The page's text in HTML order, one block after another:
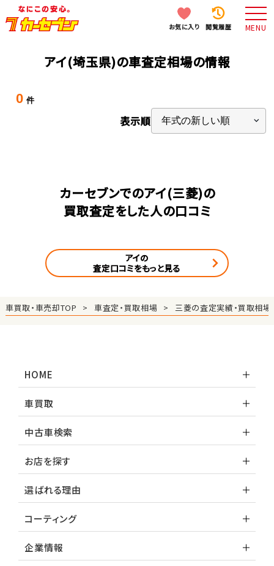
お気に入り 閲覧履歴 MENU
アイ(埼玉県)の車査定相場の情報
0 件
表示順
カーセブンでのアイ(三菱)の
買取査定をした人の口コミ
アイの
査定口コミをもっと見る
車買取・車売却TOP 車査定・買取相場 三菱の査定実績・買取相場
HOME
車買取
中古車検索
お店を探す
選ばれる理由
コーティング
企業情報